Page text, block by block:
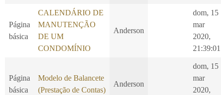
Página
básica
CALENDÁRIO DE
MANUTENÇÃO
DE UM
CONDOMÍNIO
Anderson
dom, 15
mar
2020,
21:39:01
Página
básica
Modelo de Balancete
(Prestação de Contas)
Anderson
dom, 15
mar
2020,